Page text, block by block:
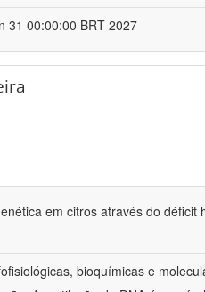
31 00:00:00 BRT 2027
em citros através do déficit
bioquímicas e